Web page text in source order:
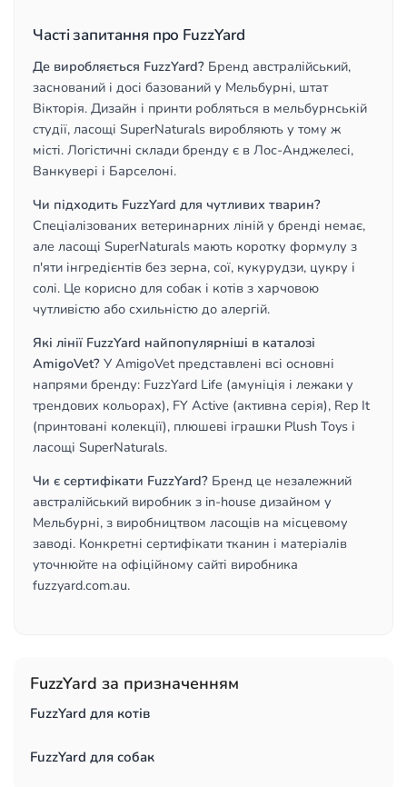
Часті запитання про FuzzYard
Де виробляється FuzzYard? Бренд австралійський,
заснований і досі базований у Мельбурні, штат
Вікторія. Дизайн і принти робляться в мельбурнській
студії, ласощі SuperNaturals виробляють у тому ж
місті. Логістичні склади бренду є в Лос-Анджелесі,
Ванкувері і Барселоні.
Чи підходить FuzzYard для чутливих тварин?
Спеціалізованих ветеринарних ліній у бренді немає,
але ласощі SuperNaturals мають коротку формулу з
п'яти інгредієнтів без зерна, сої, кукурудзи, цукру і
солі. Це корисно для собак і котів з харчовою
чутливістю або схильністю до алергій.
Які лінії FuzzYard найпопулярніші в каталозі
AmigoVet? У AmigoVet представлені всі основні
напрями бренду: FuzzYard Life (амуніція і лежаки у
трендових кольорах), FY Active (активна серія), Rep It
(принтовані колекції), плюшеві іграшки Plush Toys і
ласощі SuperNaturals.
Чи є сертифікати FuzzYard? Бренд це незалежний
австралійський виробник з in-house дизайном у
Мельбурні, з виробництвом ласощів на місцевому
заводі. Конкретні сертифікати тканин і матеріалів
уточнюйте на офіційному сайті виробника
fuzzyard.com.au.
FuzzYard за призначенням
FuzzYard для котів
FuzzYard для собак